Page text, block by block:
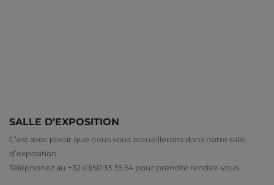
SALLE D’EXPOSITION
C’est avec plaisir que nous vous accueillerons dans notre salle
d’exposition.
Téléphonez au +32 (0)50 33 35 54 pour prendre rendez-vous.